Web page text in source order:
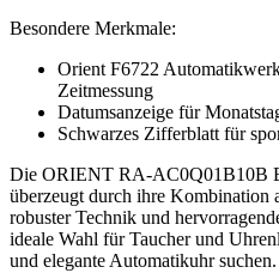
Besondere Merkmale:
Orient F6722
Zeitmessung
Datumsanzeige für
Schwarzes Zifferblatt für
Die ORIENT RA-AC0Q01B10B
überzeugt durch ihre Kombination
robuster Technik und
ideale Wahl für Taucher und
und elegante Automatikuhr suchen.